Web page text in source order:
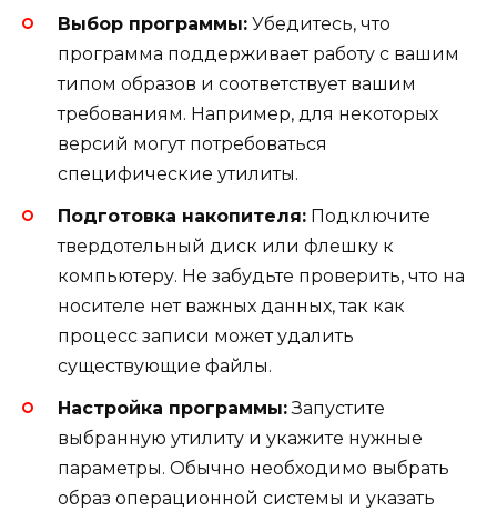
Выбор программы: Убедитесь, что
программа поддерживает работу с вашим
типом образов и соответствует вашим
требованиям. Например, для некоторых
версий могут потребоваться
специфические утилиты.
Подготовка накопителя: Подключите
твердотельный диск или флешку к
компьютеру. Не забудьте проверить, что на
носителе нет важных данных, так как
процесс записи может удалить
существующие файлы.
Настройка программы:Запустите
выбранную утилиту и укажите нужные
параметры. Обычно необходимо выбрать
образ операционной системы и указать